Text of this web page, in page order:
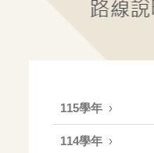
115學年
114學年